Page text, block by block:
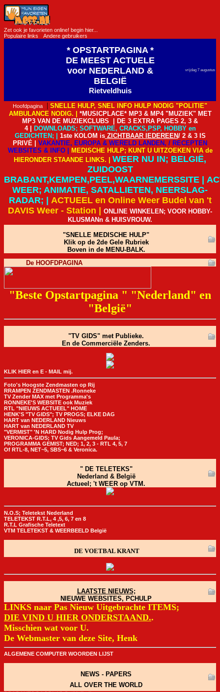
Zet ook je favorieten online! begin hier...
Populaire links
Andere gebruikers
* OPSTARTPAGINA *
DE MEEST ACTUELE
voor NEDERLAND &
BELGIË
Rietveldhuis
vrijdag 7 augustus
Hoofdpagina | SNELLE HULP, SNEL INFO HULP NODIG "POLITIE"
AMBULANCE NODIG.
*MUSICPLACE* MP3 & MP4 "MUZIEK" MET
MP3 VAN DE MUZIEKCLUBS
DE 3 EXTRA PAGES 2, 3 &
4|
DOWNLOADS; SOFTWARE, CRACKS,PSP, HOBBY en
GEDICHTEN;
1ste KOLOM isZICHTBAAR IEDEREEN/ 2 & 3 IS
PRIVÉ
VAKANTIE, EUROPA & WERELD LANDEN, / RECEPTEN
WEBSITES & INFO|
MEDISCHE HULP; KUNT U UITZOEKEN VIA de
HIERONDER STAANDE LINKS.
WEER NU IN; BELGIË,
ZUIDOOST
BRABANT,KEMPEN,PEEL,WAARNEMERSSITE
WEER; ANIMATIE, SATALLIETEN, NEERSLAG-
RADAR;
ACTUEEL en Online Weer Budel van 't
DAVIS Weer - Station
ONLINE WINKELEN; VOOR HOBBY-
KLUSMANn & HUISVROUW.
"SNELLE MEDISCHE HULP"
Klik op de 2de Gele Rubriek
Boven in de MENU-BALK.
De HOOFDPAGINA
"Beste Opstartpagina " "Nederland" en
"België"
"TV GIDS" met Publieke.
En de Commerciële Zenders.
KLIK HIER en E - MAIL mij.
Foto's Hoogste Zendmasten op Rij
RRAMPEN ZENDMASTEN .Ronneke
TV Zender MAX met Programma's
RONNEKE'S WEBSITE ook Muziek
RTL "NIEUWS ACTUEEL" HOME
HENK'S "TV GIDS"; TV PROGS; ELKE DAG
HART van NEDERLAND Nieuws
HART van NEDERLAND TV
"VERMIST" 'N HARD Nodig Hulp Prog;
VERONICA-GIDS; TV Gids Aangemeld Paula;
PROGRAMMA GEMIST; NED; 1, 2, 3 - RTL 4, 5, 7
Of RTL-8, NET~5, SBS~6 & Veronica.
" DE TELETEKS"
Nederland & België
Actueel; 't WEER op VTM.
N.O.S; Teletekst Nederland
TELETEKST R.T.L, 4 ,5, 6, 7 en 8
R.T.L Grafische Teletext
VTM TELETEKST & WEERBEELD België
 DE VOETBAL KRANT
LAATSTE NIEUWS;
NIEUWE WEBSITES, PCHULP
LINKS naar Pas Nieuw Uitgebrachte ITEMS;
DIE VIND U HIER ONDERSTAAND..
Misschien wat voor U.
De Webmaster van deze Site, Henk
ALGEMENE COMPUTER WOORDEN LIJST
 NEWS - PAPERS 
 ALL OVER THE WORLD 